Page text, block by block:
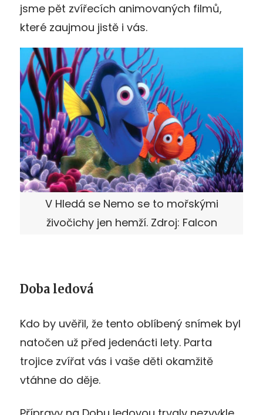
jsme pět zvířecích animovaných filmů,
které zaujmou jistě i vás.
V Hledá se Nemo se to mořskými
živočichy jen hemží. Zdroj: Falcon
Doba ledová
Kdo by uvěřil, že tento oblíbený snímek byl
natočen už před jedenácti lety. Parta
trojice zvířat vás i vaše děti okamžitě
vtáhne do děje.